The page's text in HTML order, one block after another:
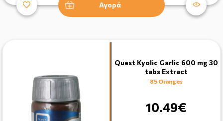
Αγορά
Quest Kyolic Garlic 600 mg 30
tabs Extract
85 Oranges
10.49€